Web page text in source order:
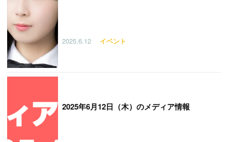
2025.6.12 イベント
2025年6月12日（木）のメディア情報